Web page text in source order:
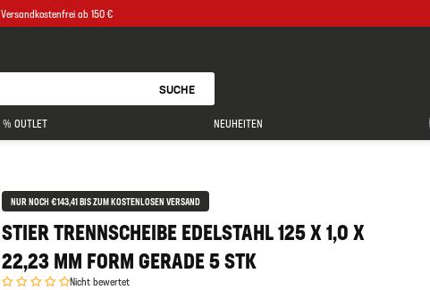
Versandkostenfrei ab 150 €
SUCHE
% OUTLET NEUHEITEN
NUR NOCH €143,41 BIS ZUM KOSTENLOSEN VERSAND
STIER TRENNSCHEIBE EDELSTAHL 125 X 1,0 X
22,23 MM FORM GERADE 5 STK
Nicht bewertet